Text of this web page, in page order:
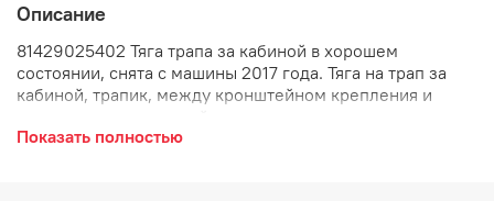
Описание
81429025402 Тяга трапа за кабиной в хорошем
состоянии, снята с машины 2017 года. Тяга на трап за
кабиной, трапик, между кронштейном крепления и
Показать полностью